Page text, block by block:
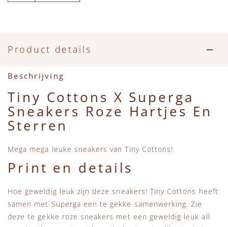
Accessoires
Zwemkleding
Speelgoed
Beren
MarMar Copenhagen
Piupiuchick
Sproet & Sprout
Tiny Cottons
Product details
Beschrijving
Tiny Cottons X Superga
Sneakers Roze Hartjes En
Sterren
Mega mega leuke sneakers van Tiny Cottons!
Print en details
Hoe geweldig leuk zijn deze sneakers! Tiny Cottons heeft
samen met Superga een te gekke samenwerking. Zie
deze te gekke roze sneakers met een geweldig leuk all